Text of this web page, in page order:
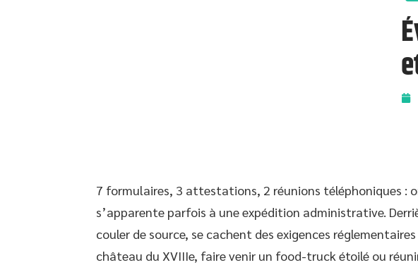
7 formulaires, 3 attestations, 2 réunions téléphoniques :
s’apparente parfois à une expédition administrative.
couler de source, se cachent des exigences réglementaires
château du XVIIIe, faire venir un food-truck étoilé ou